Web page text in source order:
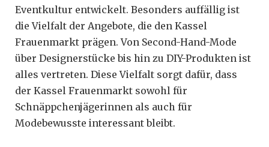
Eventkultur entwickelt. Besonders auffällig ist
die Vielfalt der Angebote, die den Kassel
Frauenmarkt prägen. Von Second-Hand-Mode
über Designerstücke bis hin zu DIY-Produkten ist
alles vertreten. Diese Vielfalt sorgt dafür, dass
der Kassel Frauenmarkt sowohl für
Schnäppchenjägerinnen als auch für
Modebewusste interessant bleibt.